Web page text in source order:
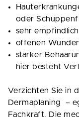
oder
sehr
offenen
starker
hier besteht
Verzichten Sie in
Dermaplaning –
Fachkraft. Die